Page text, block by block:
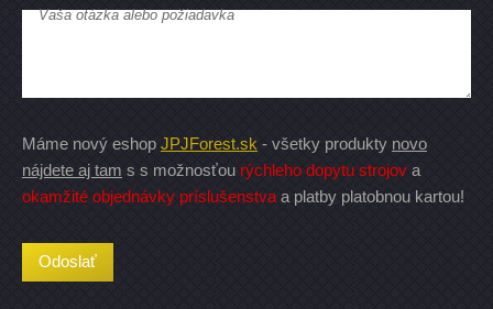
Vaša otázka alebo požiadavka
Máme nový eshop JPJForest.sk - všetky produkty novo
nájdete aj tam s s možnosťou rýchleho dopytu strojov a
okamžité objednávky príslušenstva a platby platobnou kartou!